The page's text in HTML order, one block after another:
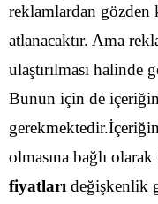
reklamlardan gözden
atlanacaktır. Ama
ulaştırılması
Bunun için de
olmasına bağlı olarak
fiyatları değişkenlik